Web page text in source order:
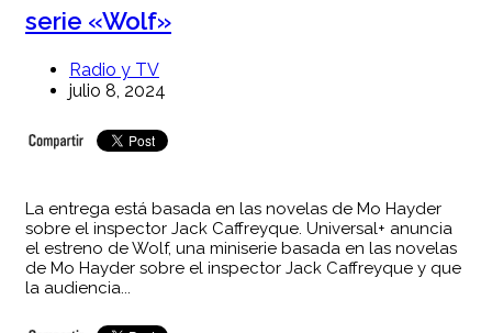
serie «Wolf»
Radio y TV
julio 8, 2024
La entrega está basada en las novelas de Mo Hayder
sobre el inspector Jack Caffreyque. Universal+ anuncia
el estreno de Wolf, una miniserie basada en las novelas
de Mo Hayder sobre el inspector Jack Caffreyque y que
la audiencia...